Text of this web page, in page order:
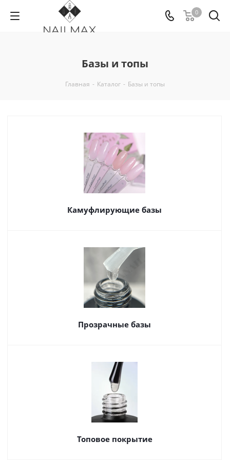
0
Базы и топы
Главная - Каталог - Базы и топы
Камуфлирующие базы
Прозрачные базы
Топовое покрытие